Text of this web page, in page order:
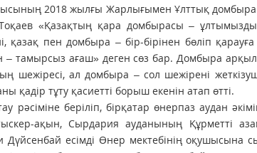
2018 жылғы Жарлығымен Ұлттық домбыра
«Қазақтың қара дом­бырасы –
қазақ пен домбыра – бір-бірінен бөліп
– тамырсыз ағаш» деген сөз бар. Домбыра
шежіресі, ал домбыра – сол шежірені
қадір тұту қасиетті борыш екенін атап өтті.
рәсі­міне беріліп, бірқатар өнерпаз аудан
ақын, Сырдария ауданының Құрметті
есімді Өнер мектебінің оқушысына